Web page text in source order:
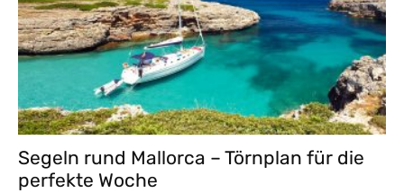
Segeln rund Mallorca – Törnplan für die
perfekte Woche